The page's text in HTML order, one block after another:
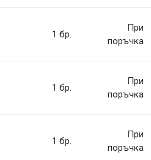
Email Address
1 бр.
При
поръчка
1 бр.
При
поръчка
1 бр.
При
поръчка